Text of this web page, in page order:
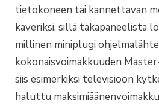
tietokoneen tai kannettavan
kaveriksi, sillä takapaneelista
millinen miniplugi
kokonaisvoimakkuuden
siis esimerkiksi televisioon
haluttu